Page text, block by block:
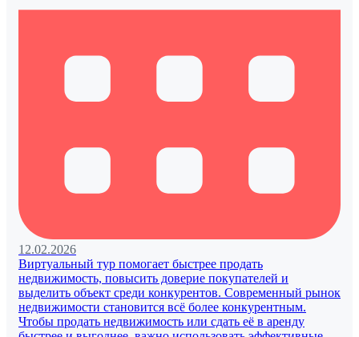
12.02.2026
Виртуальный тур помогает быстрее продать
недвижимость, повысить доверие покупателей и
выделить объект среди конкурентов. Современный рынок
недвижимости становится всё более конкурентным.
Чтобы продать недвижимость или сдать её в аренду